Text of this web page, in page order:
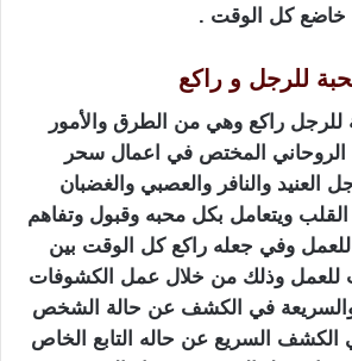
خاضع كل الوقت .
للرجل و راكع
راكع وهي من الطرق والأمور
الروحاني المختص في اعمال سحر
العنيد والنافر والعصبي والغضبان
ويتعامل بكل محبه وقبول وتفاهم
وفي جعله راكع كل الوقت بين
للعمل وذلك من خلال عمل الكشوفات
والسريعة في الكشف عن حالة الشخص
الكشف السريع عن حاله التابع الخاص